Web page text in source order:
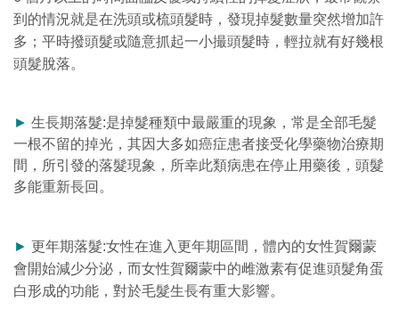
到的情況就是在洗頭或梳頭髮時，發現掉髮數量突然增加許
多；平時撥頭髮或隨意抓起一小撮頭髮時，輕拉就有好幾根
頭髮脫落。
► 生長期落髮:是掉髮種類中最嚴重的現象，常是全部毛髮
一根不留的掉光，其因大多如癌症患者接受化學藥物治療期
間，所引發的落髮現象，所幸此類病患在停止用藥後，頭髮
多能重新長回。
► 更年期落髮:女性在進入更年期區間，體內的女性賀爾蒙
會開始減少分泌，而女性賀爾蒙中的雌激素有促進頭髮角蛋
白形成的功能，對於毛髮生長有重大影響。